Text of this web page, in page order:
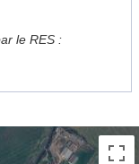
le RES :